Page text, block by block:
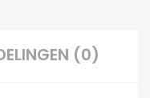
(0)